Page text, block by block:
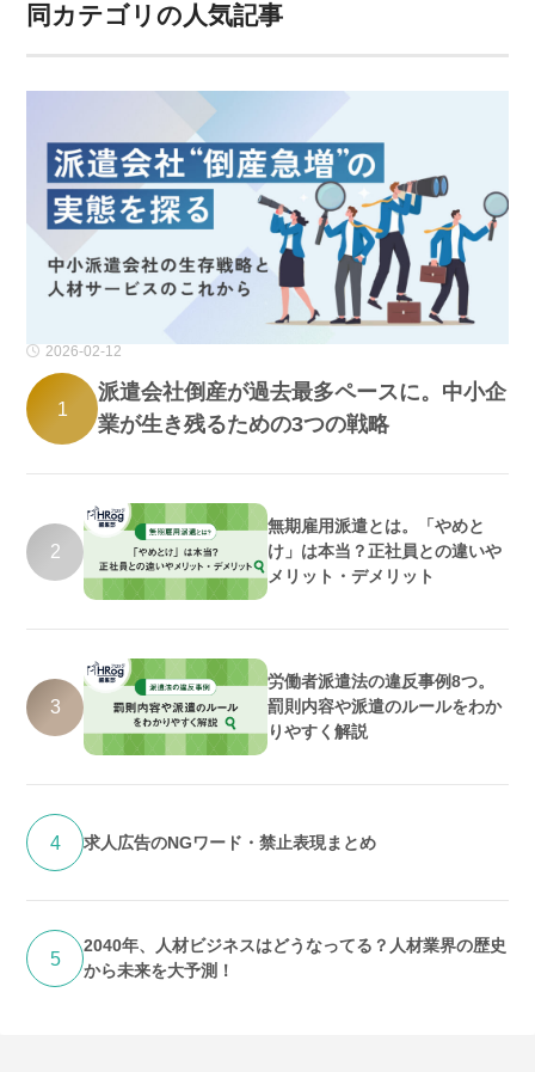
同カテゴリの人気記事
2026-02-12
1
派遣会社倒産が過去最多ペースに。中小企
業が生き残るための3つの戦略
2
無期雇用派遣とは。「やめと
け」は本当？正社員との違いや
メリット・デメリット
3
労働者派遣法の違反事例8つ。
罰則内容や派遣のルールをわか
りやすく解説
4 求人広告のNGワード・禁止表現まとめ
5
2040年、人材ビジネスはどうなってる？人材業界の歴史
から未来を大予測！